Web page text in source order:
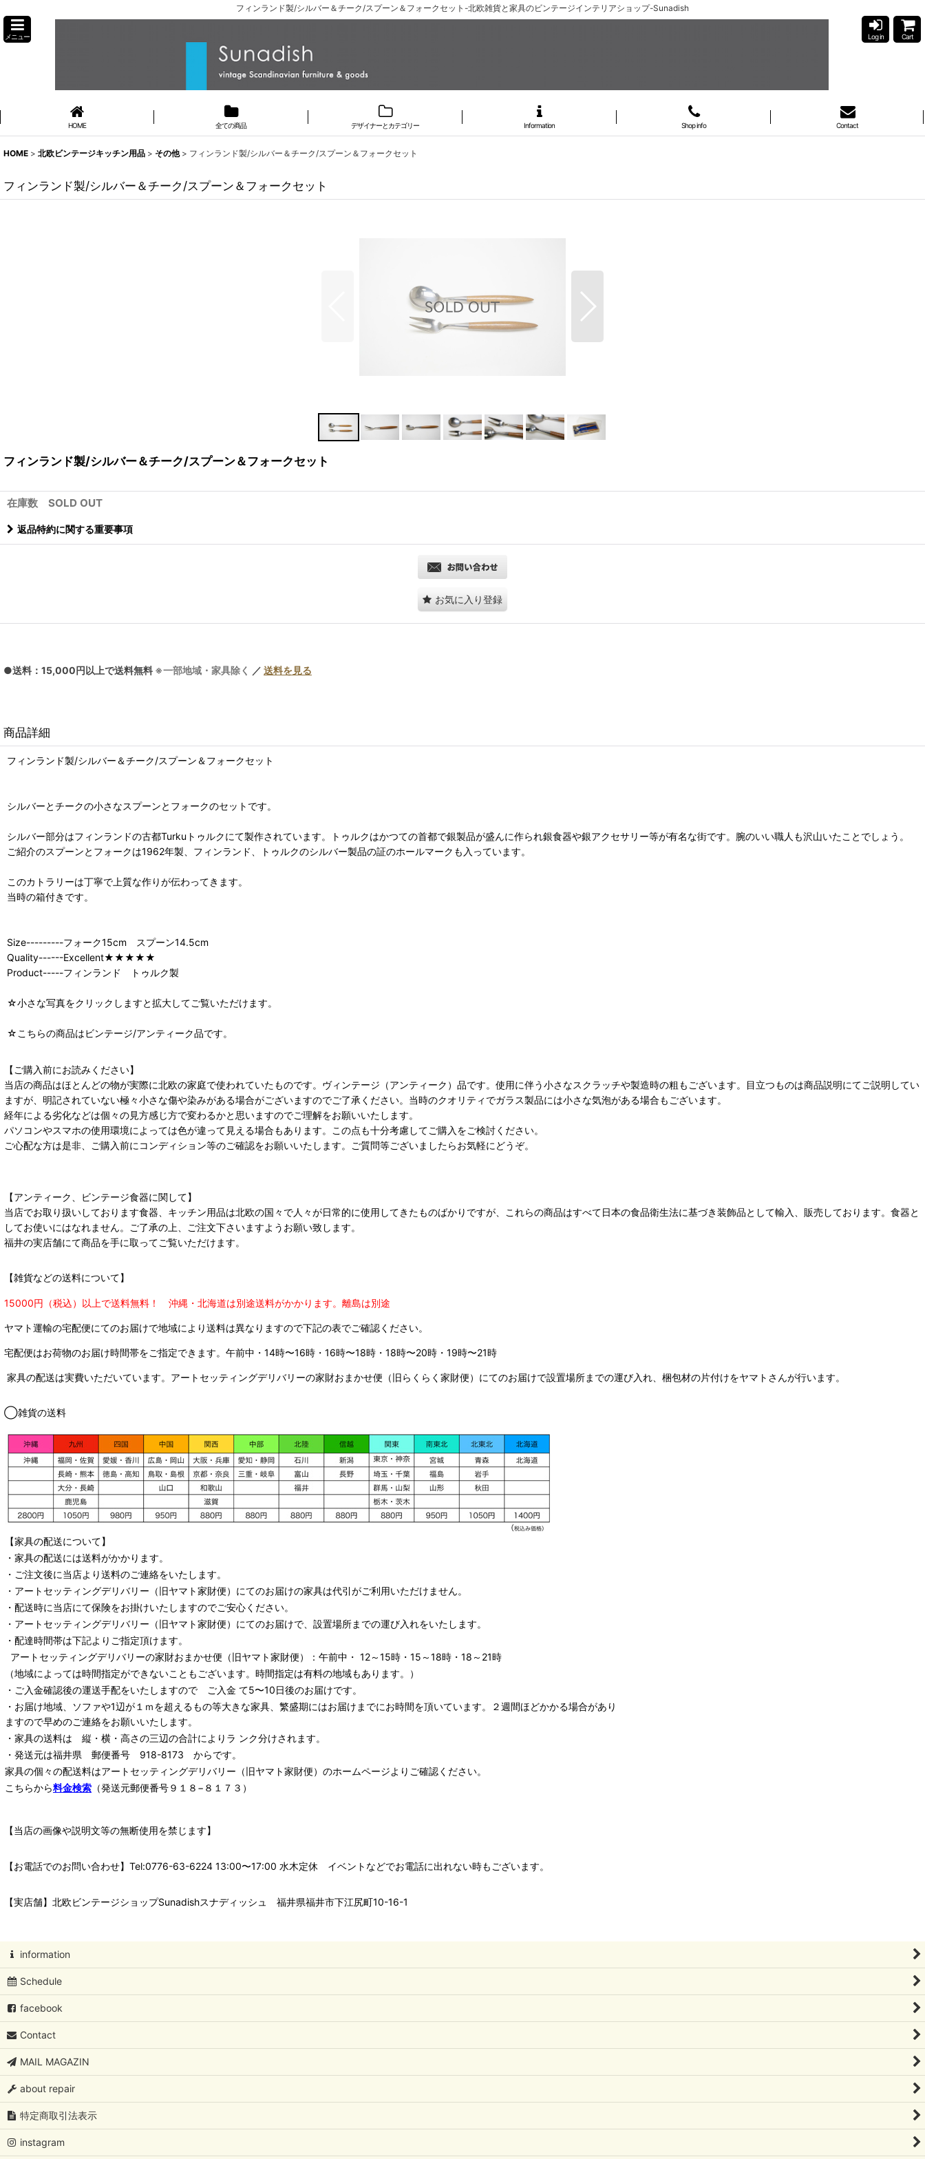
フィンランド製/シルバー＆チーク/スプーン＆フォークセット-北欧雑貨と家具のビンテージインテリアショップ-Sunadish
メニュー Log in Cart
HOME 全ての商品 デザイナーとカテゴリー Information Shop info Contact
HOME > 北欧ビンテージキッチン用品 > その他 > フィンランド製/シルバー＆チーク/スプーン＆フォークセット
フィンランド製/シルバー＆チーク/スプーン＆フォークセット
フィンランド製/シルバー＆チーク/スプーン＆フォークセット
在庫数 SOLD OUT
返品特約に関する重要事項
お気に入り登録
●送料：15,000円以上で送料無料 ※一部地域・家具除く ／ 送料を見る
商品詳細
フィンランド製/シルバー＆チーク/スプーン＆フォークセット
シルバーとチークの小さなスプーンとフォークのセットです。
シルバー部分はフィンランドの古都Turkuトゥルクにて製作されています。トゥルクはかつての首都で銀製品が盛んに作られ銀食器や銀アクセサリー等が有名な街です。腕のいい職人も沢山いたことでしょう。
ご紹介のスプーンとフォークは1962年製、フィンランド、トゥルクのシルバー製品の証のホールマークも入っています。
このカトラリーは丁寧で上質な作りが伝わってきます。
当時の箱付きです。
Size---------フォーク15cm スプーン14.5cm
Quality------Excellent★★★★★
Product-----フィンランド トゥルク製
☆小さな写真をクリックしますと拡大してご覧いただけます。
☆こちらの商品はビンテージ/アンティーク品です。
【ご購入前にお読みください】
当店の商品はほとんどの物が実際に北欧の家庭で使われていたものです。ヴィンテージ（アンティーク）品です。使用に伴う小さなスクラッチや製造時の粗もございます。目立つものは商品説明にてご説明してい
ますが、明記されていない極々小さな傷や染みがある場合がございますのでご了承ください。当時のクオリティでガラス製品には小さな気泡がある場合もございます。
経年による劣化などは個々の見方感じ方で変わるかと思いますのでご理解をお願いいたします。
パソコンやスマホの使用環境によっては色が違って見える場合もあります。この点も十分考慮してご購入をご検討ください。
ご心配な方は是非、ご購入前にコンディション等のご確認をお願いいたします。ご質問等ございましたらお気軽にどうぞ。
【アンティーク、ビンテージ食器に関して】
当店でお取り扱いしております食器、キッチン用品は北欧の国々で人々が日常的に使用してきたものばかりですが、これらの商品はすべて日本の食品衛生法に基づき装飾品として輸入、販売しております。食器と
してお使いにはなれません。ご了承の上、ご注文下さいますようお願い致します。
福井の実店舗にて商品を手に取ってご覧いただけます。
【雑貨などの送料について】
15000円（税込）以上で送料無料！ 沖縄・北海道は別途送料がかかります。 離島は別途
ヤマト運輸の宅配便にてのお届けで地域により送料は異なりますので下記の表でご確認ください。
宅配便はお荷物のお届け時間帯をご指定できます。 午前中・14時〜16時・16時〜18時・18時〜20時・19時〜21時
家具の配送は実費いただいています。アートセッティングデリバリーの家財おまかせ便（旧らくらく家財便）にてのお届けで設置場所までの運び入れ、梱包材の片付けをヤマトさんが行います。
◯雑貨の送料
【家具の配送について】
・家具の配送には送料がかかります。
・ご注文後に当店より送料のご連絡をいたします。
・ アートセッティングデリバリー （旧ヤマト家財便） にてのお届けの家具は代引がご利用いただけません。
・配送時に当店にて保険をお掛けいたしますのでご安心ください。
・ アートセッティングデリバリー （旧ヤマト家財便） にてのお届けで、設置場所までの運び入れをいたします。
・配達時間帯は下記よりご指定頂けます。
アートセッティングデリバリーの家財おまかせ便 （旧ヤマト家財便）：午前中・ 12～15時・15～18時・18～21時
（地域によっては時間指定ができないこともございます。時間指定は有料の地域もあります。）
・ご入金確認後の運送手配をいたしますので ご入金 て5〜10日後のお届けです。
・お届け地域、ソファや1辺が１ｍを超えるもの等大きな家具、繁盛期にはお届けまでにお時間を頂いています。２週間ほどかかる場合があり
ますので早めのご連絡をお願いいたします。
・家具の送料は 縦・横・高さの三辺の合計によりラ ンク分けされます。
・発送元は福井県 郵便番号 918-8173 からです。
家具の個々の配送料はアートセッティングデリバリー （旧ヤマト家財便） のホームページよりご確認ください。
こちらから料金検索 （発送元郵便番号９１８−８１７３）
【当店の画像や説明文等の無断使用を禁じます】
【お電話でのお問い合わせ】Tel:0776-63-6224 13:00〜17:00 水木定休 イベントなどでお電話に出れない時もございます。
【実店舗】北欧ビンテージショップSunadishスナディッシュ 福井県福井市下江尻町10-16-1
information
Schedule
facebook
Contact
MAIL MAGAZIN
about repair
特定商取引法表示
instagram